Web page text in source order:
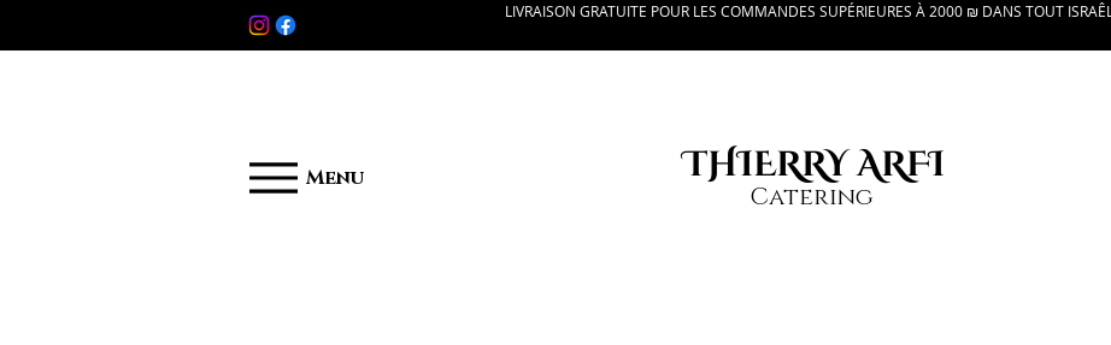
LIVRAISON GRATUITE POUR LES COMMANDES SUPÉRIEURES À 2000 ₪ DANS TOUT ISRAÊL
Menu THIERRY ARFI
Catering